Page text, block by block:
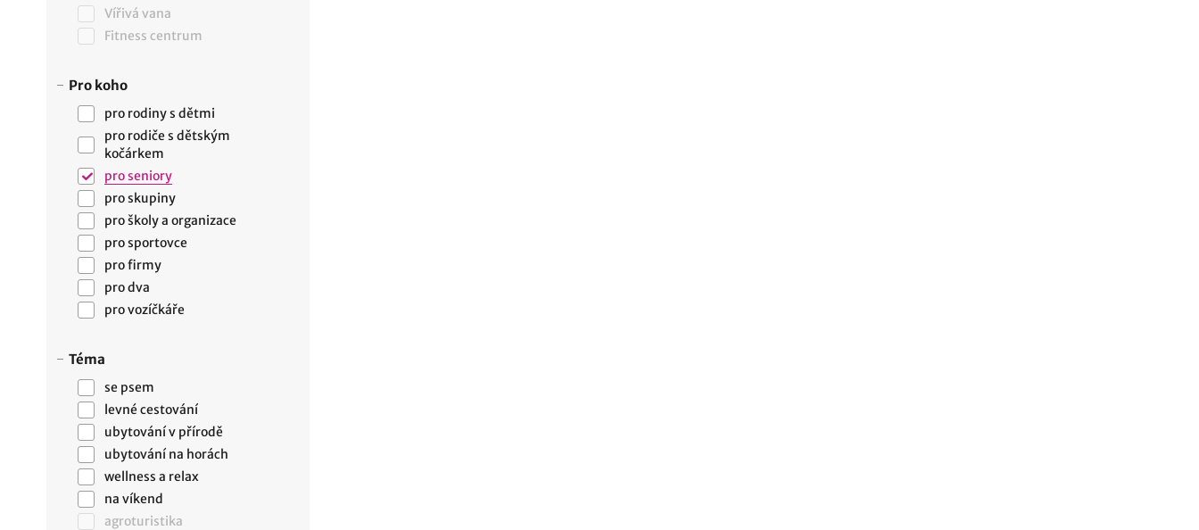
Vířivá vana
Fitness centrum
Pro koho
pro rodiny s dětmi
pro rodiče s dětským
kočárkem
pro seniory
pro skupiny
pro školy a organizace
pro sportovce
pro firmy
pro dva
pro vozíčkáře
Téma
se psem
levné cestování
ubytování v přírodě
ubytování na horách
wellness a relax
na víkend
agroturistika